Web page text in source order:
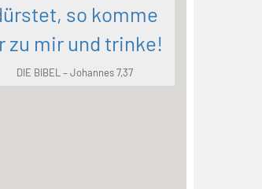
so komme
zu mir und trinke!
DIE BIBEL – Johannes 7,37